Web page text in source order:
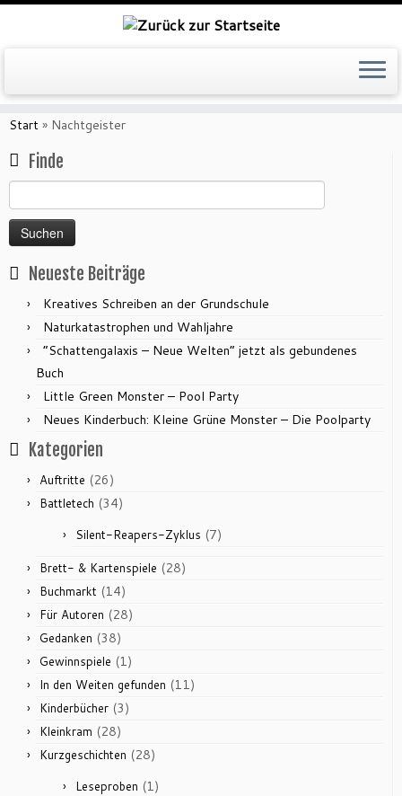
Zum
Inhalt
Start » Nachtgeister
Finde
nach:
Neueste Beiträge
Kreatives Schreiben an der Grundschule
Naturkatastrophen und Wahljahre
“Schattengalaxis – Neue Welten” jetzt als gebundenes
Buch
Little Green Monster – Pool Party
Neues Kinderbuch: Kleine Grüne Monster – Die Poolparty
Kategorien
Auftritte (26)
Battletech (34)
Silent-Reapers-Zyklus (7)
Brett- & Kartenspiele (28)
Buchmarkt (14)
Für Autoren (28)
Gedanken (38)
Gewinnspiele (1)
In den Weiten gefunden (11)
Kinderbücher (3)
Kleinkram (28)
Kurzgeschichten (28)
Leseproben (1)